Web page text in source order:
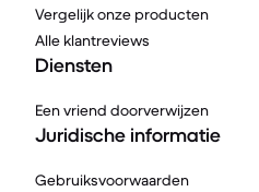
Vergelijk onze producten
Alle klantreviews
Diensten
Een vriend doorverwijzen
Juridische informatie
Gebruiksvoorwaarden